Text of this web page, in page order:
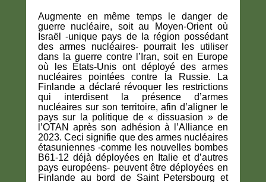
Augmente en même temps le danger de
guerre nucléaire, soit au Moyen-Orient où
Israël -unique pays de la région possédant
des armes nucléaires- pourrait les utiliser
dans la guerre contre l’Iran, soit en Europe
où les États-Unis ont déployé des armes
nucléaires pointées contre la Russie. La
Finlande a déclaré révoquer les restrictions
qui interdisent la présence d’armes
nucléaires sur son territoire, afin d’aligner le
pays sur la politique de « dissuasion » de
l’OTAN après son adhésion à l’Alliance en
2023. Ceci signifie que des armes nucléaires
étasuniennes -comme les nouvelles bombes
B61-12 déjà déployées en Italie et d’autres
pays européens- peuvent être déployées en
Finlande au bord de Saint Petersbourg et